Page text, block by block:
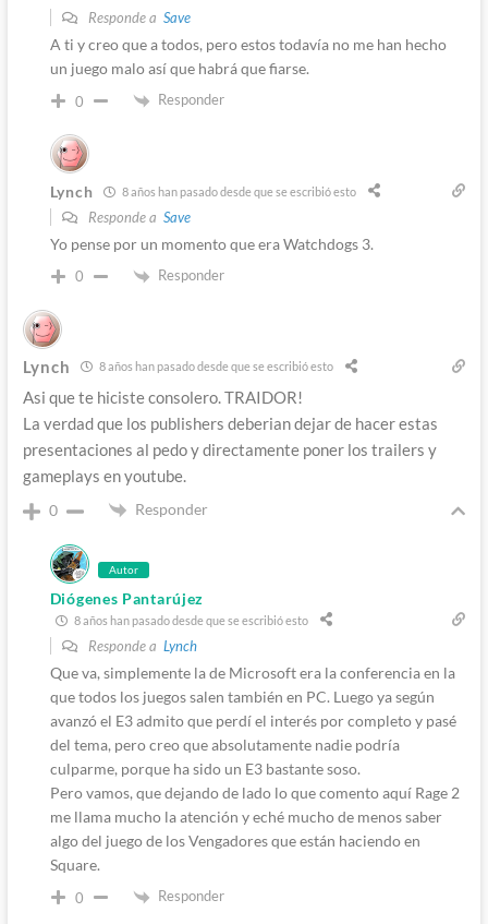
Responde a Save
A ti y creo que a todos, pero estos todavía no me han hecho
un juego malo así que habrá que fiarse.
0 Responder
Lynch 8 años han pasado desde que se escribió esto
Responde a Save
Yo pense por un momento que era Watchdogs 3.
0 Responder
Lynch 8 años han pasado desde que se escribió esto
Asi que te hiciste consolero. TRAIDOR!
La verdad que los publishers deberian dejar de hacer estas
presentaciones al pedo y directamente poner los trailers y
gameplays en youtube.
0 Responder
Autor
Diógenes Pantarújez
8 años han pasado desde que se escribió esto
Responde a Lynch
Que va, simplemente la de Microsoft era la conferencia en la
que todos los juegos salen también en PC. Luego ya según
avanzó el E3 admito que perdí el interés por completo y pasé
del tema, pero creo que absolutamente nadie podría
culparme, porque ha sido un E3 bastante soso.
Pero vamos, que dejando de lado lo que comento aquí Rage 2
me llama mucho la atención y eché mucho de menos saber
algo del juego de los Vengadores que están haciendo en
Square.
0 Responder